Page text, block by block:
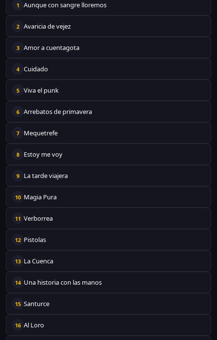
1 Aunque con sangre lloremos
2 Avaricia de vejez
3 Amor a cuentagota
4 Cuidado
5 Viva el punk
6 Arrebatos de primavera
7 Mequetrefe
8 Estoy me voy
9 La tarde viajera
10 Magia Pura
11 Verborrea
12 Pistolas
13 La Cuenca
14 Una historia con las manos
15 Santurce
16 Al Loro